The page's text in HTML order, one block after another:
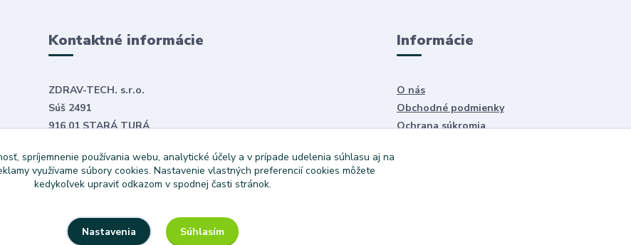
Kontaktné informácie
ZDRAV-TECH. s.r.o.
Súš 2491
916 01 STARÁ TURÁ
Tel. č. +421 907 999 531
Informácie
O nás
Obchodné podmienky
Ochrana súkromia
spríjemnenie používania webu, analytické účely a v prípade udelenia súhlasu aj na
využívame súbory cookies. Nastavenie vlastných preferencií cookies môžete
kedykoľvek upraviť odkazom v spodnej časti stránok.
Nastavenia Súhlasím